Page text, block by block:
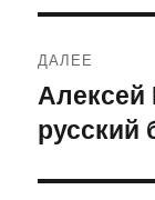
ДАЛЕЕ
Следующая
запись:
Алексей
русский